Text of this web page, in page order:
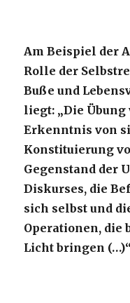
Am Beispiel der
Rolle der
Buße und
liegt: „Die
Erkenntnis von
Konstituierung
Gegenstand der
Diskurses, die
sich selbst und
Operationen, die
Licht bringen